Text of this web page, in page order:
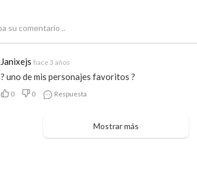
Janixejs hace 3 años
? uno de mis personajes favoritos ?
0 0 Respuesta
Mostrar más